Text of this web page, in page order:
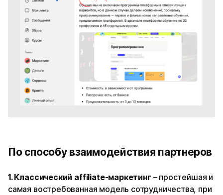
По способу взаимодействия партнеров
1. Классический affiliate-маркетинг – простейшая и
самая востребованная модель сотрудничества, при